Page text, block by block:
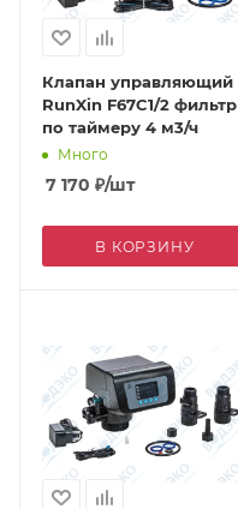
Клапан управляющий
RunXin F67C1/2 фильтр
по таймеру 4 м3/ч
Много
7 170 ₽/шт
В КОРЗИНУ